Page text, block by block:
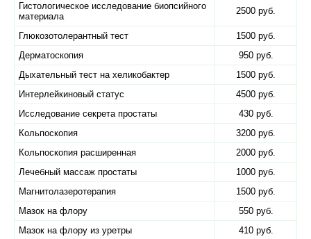
Гистологическое исследование биопсийного
материала
2500 руб.
Глюкозотолерантный тест
1500 руб.
Дерматоскопия
950 руб.
Дыхательный тест на хеликобактер
1500 руб.
Интерлейкиновый статус
4500 руб.
Исследование секрета простаты
430 руб.
Кольпоскопия
3200 руб.
Кольпоскопия расширенная
2000 руб.
Лечебный массаж простаты
1000 руб.
Магнитолазеротерапия
1500 руб.
Мазок на флору
550 руб.
Мазок на флору из уретры
410 руб.